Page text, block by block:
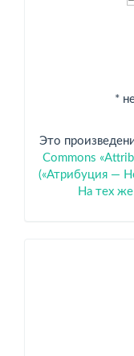
*
Это
Commons
(«Атрибуция —
На тех